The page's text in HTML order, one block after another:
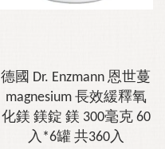
德國 Dr. Enzmann 恩世蔓
magnesium 長效緩釋氧
化鎂 鎂錠 鎂 300毫克 60
入*6罐 共360入